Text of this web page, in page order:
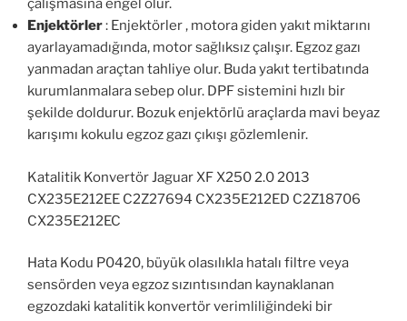
çalışmasına engel olur.
Enjektörler: Enjektörler , motora giden yakıt miktarını
ayarlayamadığında, motor sağlıksız çalışır. Egzoz gazı
yanmadan araçtan tahliye olur. Buda yakıt tertibatında
kurumlanmalara sebep olur. DPF sistemini hızlı bir
şekilde doldurur. Bozuk enjektörlü araçlarda mavi beyaz
karışımı kokulu egzoz gazı çıkışı gözlemlenir.
Katalitik Konvertör Jaguar XF X250 2.0 2013
CX235E212EE C2Z27694 CX235E212ED C2Z18706
CX235E212EC
Hata Kodu P0420, büyük olasılıkla hatalı filtre veya
sensörden veya egzoz sızıntısından kaynaklanan
egzozdaki katalitik konvertör verimliliğindeki bir